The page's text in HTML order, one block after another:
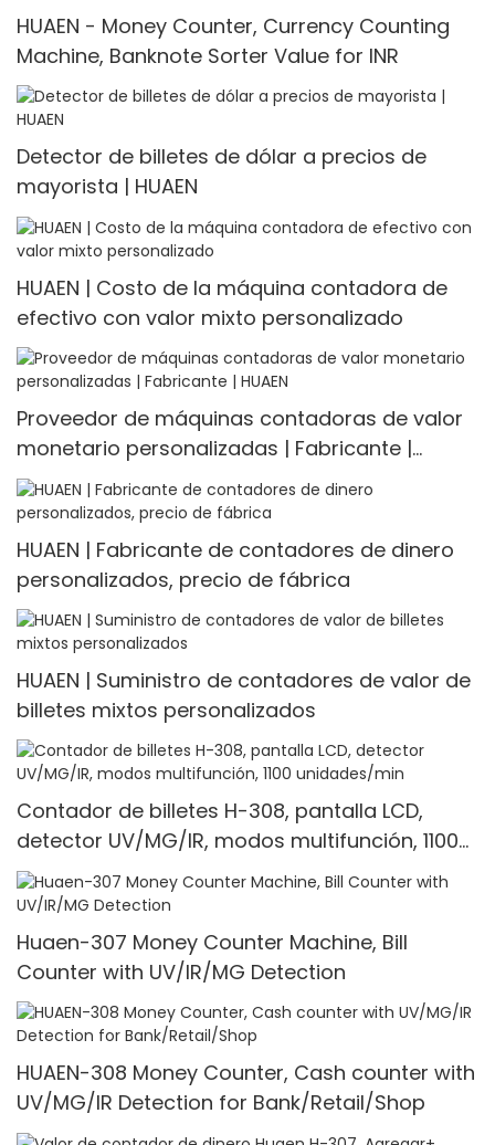
HUAEN - Money Counter, Currency Counting
Machine, Banknote Sorter Value for INR
Detector de billetes de dólar a precios de
mayorista | HUAEN
HUAEN | Costo de la máquina contadora de
efectivo con valor mixto personalizado
Proveedor de máquinas contadoras de valor
monetario personalizadas | Fabricante |
HUAEN
HUAEN | Fabricante de contadores de dinero
personalizados, precio de fábrica
HUAEN | Suministro de contadores de valor de
billetes mixtos personalizados
Contador de billetes H-308, pantalla LCD,
detector UV/MG/IR, modos multifunción, 1100
unidades/min
Huaen-307 Money Counter Machine, Bill
Counter with UV/IR/MG Detection
HUAEN-308 Money Counter, Cash counter with
UV/MG/IR Detection for Bank/Retail/Shop